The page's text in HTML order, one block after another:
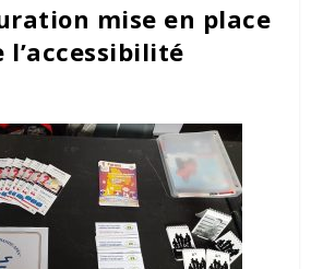
mise en place